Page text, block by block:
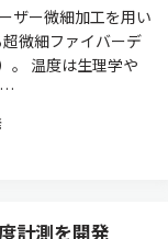
ザー微細加工を用い
微細ファイバーデ
。 温度は生理学や
…
計測を開発